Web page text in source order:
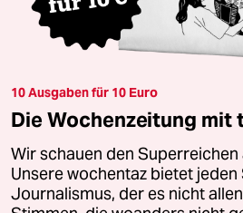
10 Ausgaben für 10 Euro
Die Wochenzeitung mit
Wir schauen den Superreichen
Unsere wochentaz bietet jeden
Journalismus, der es nicht